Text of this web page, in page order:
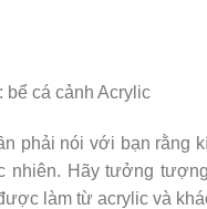
cá cảnh Acrylic
phải nói với bạn rằng
nhiên. Hãy tưởng
làm từ acrylic và